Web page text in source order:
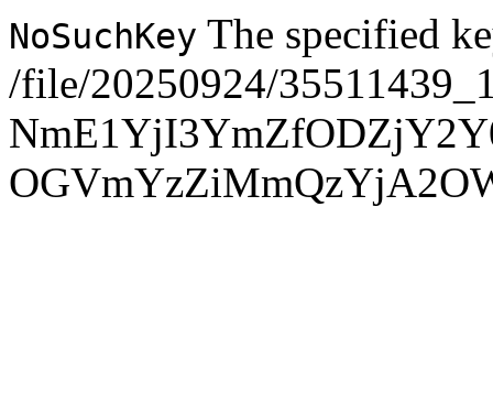
NoSuchKey The specified
/file/20250924/